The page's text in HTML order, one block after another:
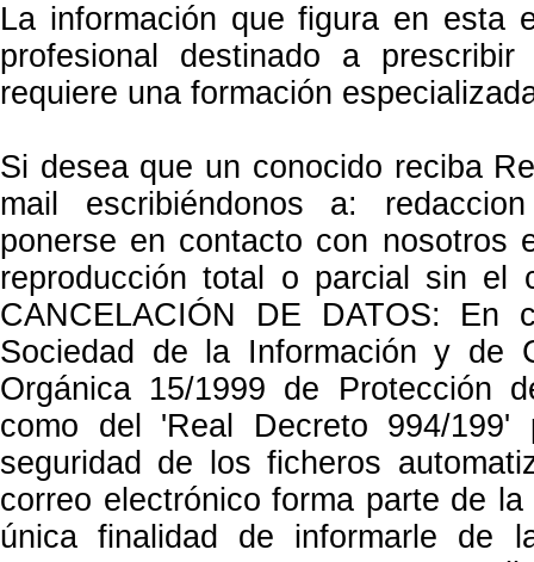
La información que figura en esta
profesional destinado a
requiere una formación
Si desea que un conocido reciba
mail escribiéndonos a:
ponerse en contacto con nosotros
reproducción total o parcial sin el
CANCELACIÓN DE DATOS:
Sociedad de la Información y de
Orgánica 15/1999 de Protección
como del 'Real Decreto 994/
seguridad de los ficheros
correo electrónico forma parte de
única finalidad de informarle de